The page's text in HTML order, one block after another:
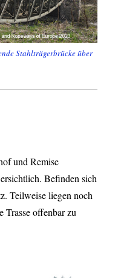
Stahlträgerbrücke über
und Remise
Befinden sich
Teilweise liegen noch
Trasse offenbar zu